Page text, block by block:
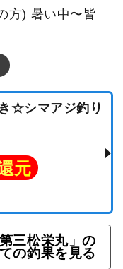
方) 暑い中〜皆
☆シマアジ釣り
元
第三松栄丸」の
の釣果を見る